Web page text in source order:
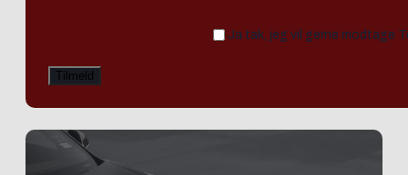
Ja tak, jeg vil gerne modtage